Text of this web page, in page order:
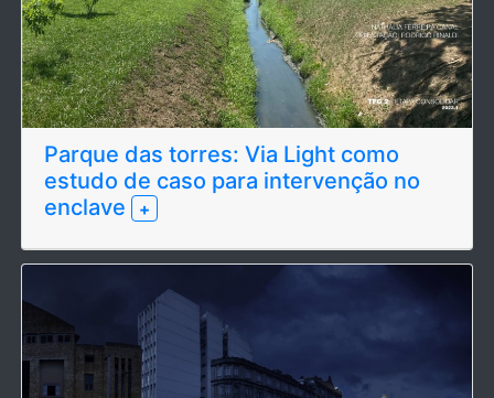
Parque das torres: Via Light como
estudo de caso para intervenção no
enclave
+